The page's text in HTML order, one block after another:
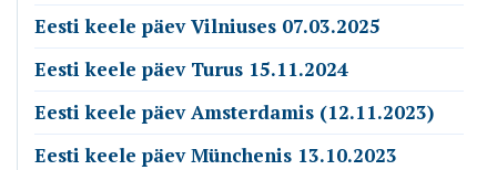
Eesti keele päev Vilniuses 07.03.2025
Eesti keele päev Turus 15.11.2024
Eesti keele päev Amsterdamis (12.11.2023)
Eesti keele päev Münchenis 13.10.2023